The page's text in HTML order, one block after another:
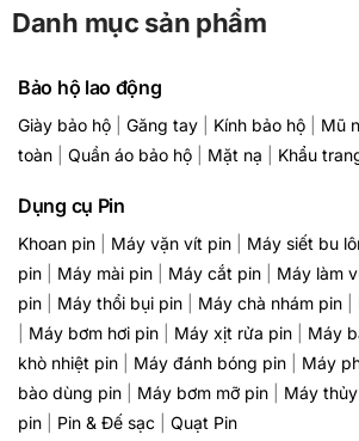
Danh mục sản phẩm
Bảo hộ lao động
Giày bảo hộ Găng tay Kính bảo hộ Mũ
toàn
Quần áo bảo hộ Mặt nạ Khẩu
Dụng cụ Pin
Khoan pin Máy vặn vít pin Máy siết bu
pin
Máy mài pin Máy cắt pin Máy làm
pin
Máy thổi bụi pin Máy chà nhám pin
Máy bơm hơi pin Máy xịt rửa pin Máy
khò nhiệt pin
Máy đánh bóng pin Máy
bào dùng pin
Máy bơm mỡ pin Máy
pin
Pin & Đế sạc Quạt Pin